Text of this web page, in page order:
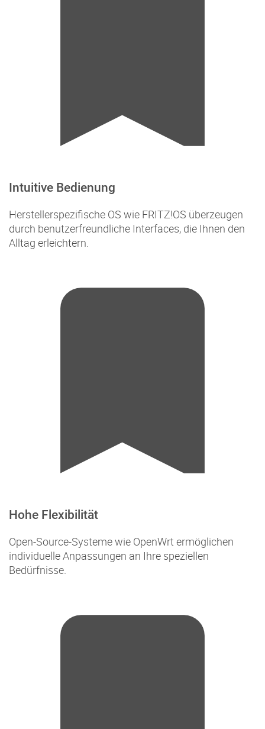
Intuitive Bedienung
Herstellerspezifische OS wie FRITZ!OS überzeugen
durch benutzerfreundliche Interfaces, die Ihnen den
Alltag erleichtern.
Hohe Flexibilität
Open-Source-Systeme wie OpenWrt ermöglichen
individuelle Anpassungen an Ihre speziellen
Bedürfnisse.